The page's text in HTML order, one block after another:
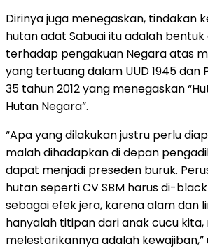
Dirinya juga menegaskan, tindakan
hutan adat Sabuai itu adalah bentuk
terhadap pengakuan Negara atas
yang tertuang dalam UUD 1945 dan
35 tahun 2012 yang menegaskan
Hutan Negara”.
“Apa yang dilakukan justru perlu
malah dihadapkan di depan
dapat menjadi preseden buruk.
hutan seperti CV SBM harus di-
sebagai efek jera, karena alam dan
hanyalah titipan dari anak cucu kita,
melestarikannya adalah kewajiban,”